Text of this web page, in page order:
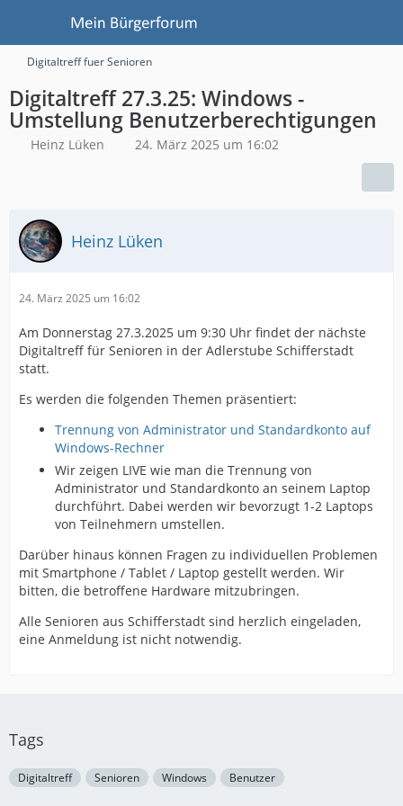
Digitaltreff fuer Senioren
Digitaltreff 27.3.25: Windows -
Umstellung Benutzerberechtigungen
Heinz Lüken 24. März 2025 um 16:02
Heinz Lüken
24. März 2025 um 16:02
Am Donnerstag 27.3.2025 um 9:30 Uhr findet der nächste
Digitaltreff für Senioren in der Adlerstube Schifferstadt
statt.
Es werden die folgenden Themen präsentiert:
Trennung von Administrator und Standardkonto auf
Windows-Rechner
Wir zeigen LIVE wie man die Trennung von
Administrator und Standardkonto an seinem Laptop
durchführt. Dabei werden wir bevorzugt 1-2 Laptops
von Teilnehmern umstellen.
Darüber hinaus können Fragen zu individuellen Problemen
mit Smartphone / Tablet / Laptop gestellt werden. Wir
bitten, die betroffene Hardware mitzubringen.
Alle Senioren aus Schifferstadt sind herzlich eingeladen,
eine Anmeldung ist nicht notwendig.
Tags
Digitaltreff Senioren Windows Benutzer